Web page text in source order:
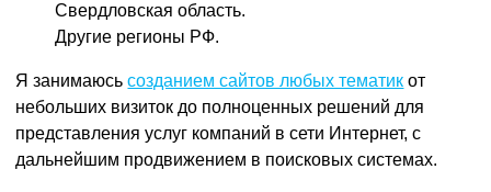
Свердловская область.
Другие регионы РФ.
Я занимаюсьсозданием сайтов любых тематик от
небольших визиток до полноценных решений для
представления услуг компаний в сети Интернет, с
дальнейшим продвижением в поисковых системах.